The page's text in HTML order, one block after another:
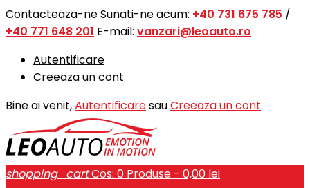
Contacteaza-neSunati-ne acum: +40 731 675 785 /
+40 771 648 201 E-mail: vanzari@leoauto.ro
Autentificare
Creeaza un cont
Bine ai venit,AutentificaresauCreeaza un cont
shopping_cartCos: 0 Produse - 0,00 lei